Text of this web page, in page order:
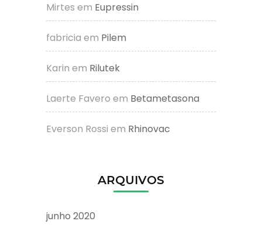
Mirtes em Eupressin
fabricia em Pilem
Karin em Rilutek
Laerte Favero em Betametasona
Everson Rossi em Rhinovac
ARQUIVOS
junho 2020